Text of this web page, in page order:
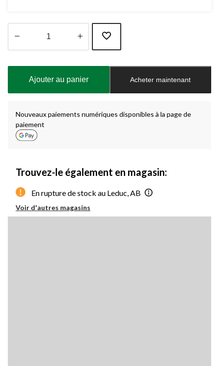
à
Ajouter au panier Acheter maintenant
Nouveaux paiements numériques disponibles à la page de
paiement
Trouvez-le également en magasin:
En rupture de stock au Leduc, AB
Voir d'autres magasins